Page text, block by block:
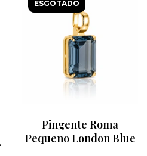
ESGOTADO
Pingente Roma
Pequeno London Blue